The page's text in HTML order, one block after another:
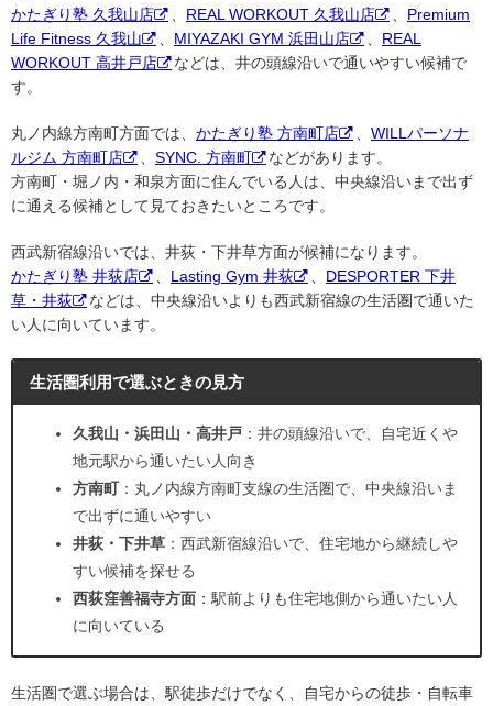
かたぎり塾 久我山店
REAL WORKOUT 久我山店
Premium
Life Fitness 久我山
MIYAZAKI GYM 浜田山店
REAL
WORKOUT 高井戸店
などは、井の頭線沿いで通いやすい候補で
す。
丸ノ内線方南町方面では、 かたぎり塾 方南町店
WILLパーソナ
ルジム 方南町店
SYNC. 方南町
などがあります。
方南町・堀ノ内・和泉方面に住んでいる人は、中央線沿いまで出ず
に通える候補として見ておきたいところです。
西武新宿線沿いでは、井荻・下井草方面が候補になります。
かたぎり塾 井荻店
Lasting Gym 井荻
DESPORTER 下井
草・井荻
などは、中央線沿いよりも西武新宿線の生活圏で通いた
い人に向いています。
生活圏利用で選ぶときの見方
久我山・浜田山・高井戸 ：井の頭線沿いで、自宅近くや
地元駅から通いたい人向き
方南町：丸ノ内線方南町支線の生活圏で、中央線沿いま
で出ずに通いやすい
井荻・下井草 ：西武新宿線沿いで、住宅地から継続しや
すい候補を探せる
西荻窪善福寺方面 ：駅前よりも住宅地側から通いたい人
に向いている
生活圏で選ぶ場合は、駅徒歩だけでなく、自宅からの徒歩・自転車